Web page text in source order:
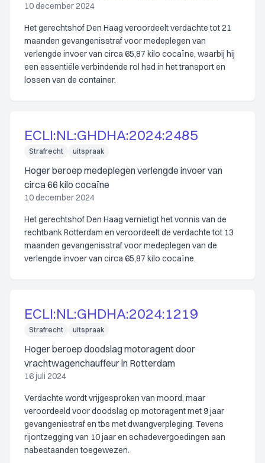
10 december 2024
Het gerechtshof Den Haag veroordeelt verdachte tot 21
maanden gevangenisstraf voor medeplegen van
verlengde invoer van circa 65,87 kilo cocaïne, waarbij hij
een essentiële verbindende rol had in het transport en
lossen van de container.
ECLI:NL:GHDHA:2024:2485
Strafrecht uitspraak
Hoger beroep medeplegen verlengde invoer van
circa 66 kilo cocaïne
10 december 2024
Het gerechtshof Den Haag vernietigt het vonnis van de
rechtbank Rotterdam en veroordeelt de verdachte tot 13
maanden gevangenisstraf voor medeplegen van de
verlengde invoer van circa 65,87 kilo cocaïne.
ECLI:NL:GHDHA:2024:1219
Strafrecht uitspraak
Hoger beroep doodslag motoragent door
vrachtwagenchauffeur in Rotterdam
16 juli 2024
Verdachte wordt vrijgesproken van moord, maar
veroordeeld voor doodslag op motoragent met 9 jaar
gevangenisstraf en tbs met dwangverpleging. Tevens
rijontzegging van 10 jaar en schadevergoedingen aan
nabestaanden toegewezen.